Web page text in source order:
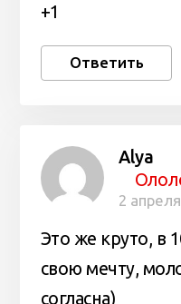
+1
Ответить
Alya
2
Это же круто, в
свою мечту,
согласна)